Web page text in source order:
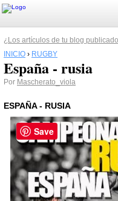
¿Los artículos de tu blog
INICIO › RUGBY
España - rusia
Por Mascherato_viola
ESPAÑA - RUSIA
Save